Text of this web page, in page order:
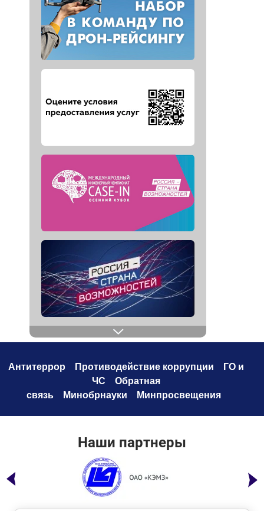
Антитеррор Противодействие коррупции
ГО и
ЧС
Обратная
связь
Минобрнауки Минпросвещения
Наши партнеры